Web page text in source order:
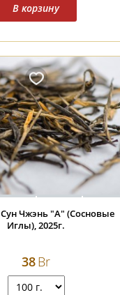
"А" (Сосновые
Иглы), 2025г.
38Br